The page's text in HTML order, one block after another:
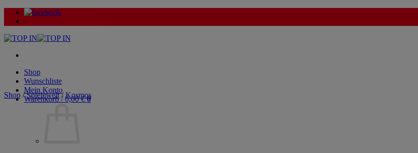
Zum
Inhalt
Shop
Wunschliste
Mein Konto
Warenkorb /0,00€ 0
Shop / Spielewelt / Kosmos